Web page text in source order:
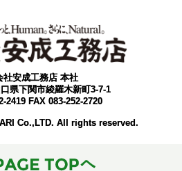
社安成工務店 本社
県下関市綾羅木新町3-7-1
2419 FAX 083-252-2720
Co.,LTD. All rights reserved.